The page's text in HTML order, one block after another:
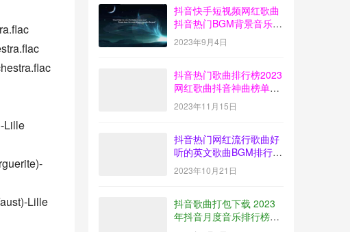
Lille
Lille
抖音快手短视频网红歌曲
抖音热门BGM背景音乐歌
曲排行榜打包下载
【2023-08】
2023年9月4日
抖音热门歌曲排行榜2023
网红歌曲抖音神曲榜单音
乐打包下载【2023-10】
2023年11月15日
抖音热门网红流行歌曲好
听的英文歌曲BGM排行榜
下载【2023-09】
2023年10月21日
抖音歌曲打包下载 2023
年抖音月度音乐排行榜榜
单放送【2023-06】